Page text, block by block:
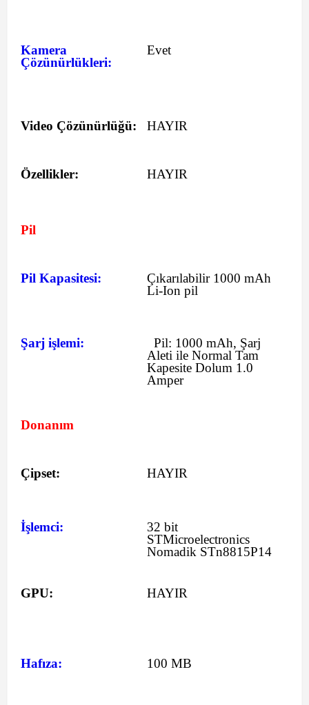
Kamera
Çözünürlükleri:
Evet
Video Çözünürlüğü: HAYIR
Özellikler: HAYIR
Pil
Pil Kapasitesi:
Çıkarılabilir 1000 mAh
Li-Ion pil
Şarj işlemi: Pil: 1000 mAh, Şarj
Aleti ile Normal Tam
Kapesite Dolum 1.0
Amper
Donanım
Çipset: HAYIR
İşlemci:
32 bit
STMicroelectronics
Nomadik STn8815P14
GPU: HAYIR
Hafıza: 100 MB